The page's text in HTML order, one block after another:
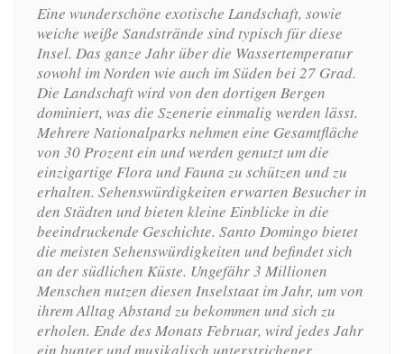
Eine wunderschöne exotische Landschaft, sowie
weiche weiße Sandstrände sind typisch für diese
Insel. Das ganze Jahr über die Wassertemperatur
sowohl im Norden wie auch im Süden bei 27 Grad.
Die Landschaft wird von den dortigen Bergen
dominiert, was die Szenerie einmalig werden lässt.
Mehrere Nationalparks nehmen eine Gesamtfläche
von 30 Prozent ein und werden genutzt um die
einzigartige Flora und Fauna zu schützen und zu
erhalten. Sehenswürdigkeiten erwarten Besucher in
den Städten und bieten kleine Einblicke in die
beeindruckende Geschichte. Santo Domingo bietet
die meisten Sehenswürdigkeiten und befindet sich
an der südlichen Küste. Ungefähr 3 Millionen
Menschen nutzen diesen Inselstaat im Jahr, um von
ihrem Alltag Abstand zu bekommen und sich zu
erholen. Ende des Monats Februar, wird jedes Jahr